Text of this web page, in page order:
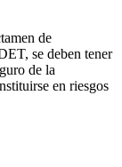
de
se deben tener
de la
en riesgos